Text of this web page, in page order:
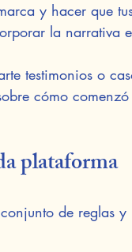
y hacer que
la narrativa
testimonios o
cómo
plataforma
de reglas